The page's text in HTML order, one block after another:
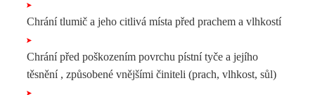
Chrání tlumič a jeho citlivá místa před prachem a vlhkostí
Chrání před poškozením povrchu pístní tyče a jejího
těsnění , způsobené vnějšími činiteli (prach, vlhkost, sůl)